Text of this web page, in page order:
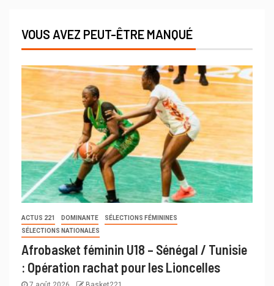
VOUS AVEZ PEUT-ÊTRE MANQUÉ
ACTUS 221 DOMINANTE
SÉLECTIONS FÉMININES
SÉLECTIONS NATIONALES
Afrobasket féminin U18 – Sénégal / Tunisie
: Opération rachat pour les Lioncelles